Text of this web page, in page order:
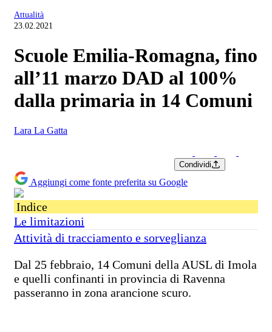
Attualità
23.02.2021
Scuole Emilia-Romagna, fino
all’11 marzo DAD al 100%
dalla primaria in 14 Comuni
Lara La Gatta
Condividi
Aggiungi come fonte preferita su Google
Indice
Le limitazioni
Attività di tracciamento e sorveglianza
Dal 25 febbraio, 14 Comuni della AUSL di Imola
e quelli confinanti in provincia di Ravenna
passeranno in zona arancione scuro.